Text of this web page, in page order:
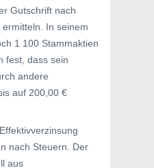
Gutschrift nach
In seinem
1 100 Stammaktien
fest, dass sein
andere
auf 200,00 €
nach Steuern. Der
aus